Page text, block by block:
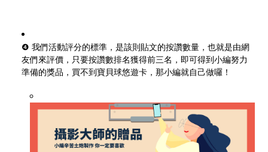
❹ 我們活動評分的標準，是該則貼文的按讚數量，也就是由網
友們來評價，只要按讚數排名獲得前三名，即可得到小編努力
準備的獎品，買不到寶貝球悠遊卡，那小編就自己做囉！